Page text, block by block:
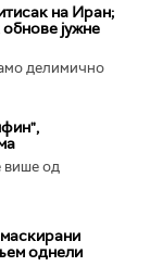
на Иран;
јужне
делимично
више од
однели